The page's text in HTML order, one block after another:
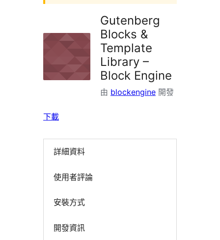
Gutenberg
Blocks &
Template
Library –
Block Engine
由 blockengine 開發
下載
詳細資料
使用者評論
安裝方式
開發資訊